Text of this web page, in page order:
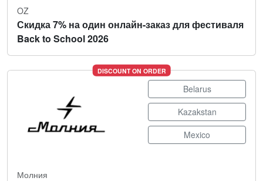
OZ
Скидка 7% на один онлайн-заказ для фестиваля
Back to School 2026
DISCOUNT ON ORDER
Belarus
Kazakstan
Mexico
Молния